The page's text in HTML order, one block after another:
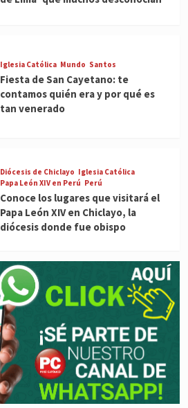
Iglesia Católica Mundo Santos
Fiesta de San Cayetano: te
contamos quién era y por qué es
tan venerado
Diócesis de Chiclayo Iglesia Católica
Papa León XIV en Perú Perú
Conoce los lugares que visitará el
Papa León XIV en Chiclayo, la
diócesis donde fue obispo